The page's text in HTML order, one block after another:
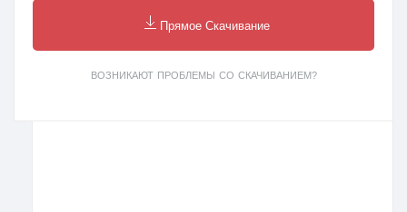
Прямое Скачивание
ВОЗНИКАЮТ ПРОБЛЕМЫ СО СКАЧИВАНИЕМ?